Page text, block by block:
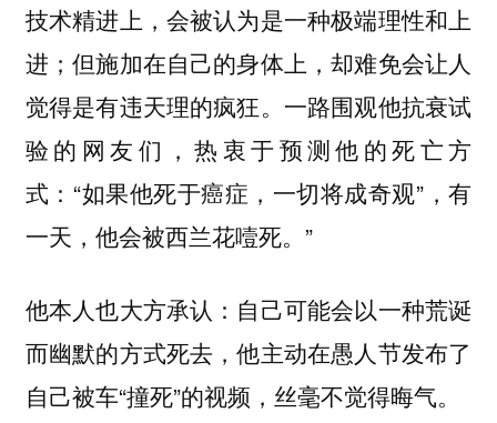
技术精进上，会被认为是一种极端理性和上
进；但施加在自己的身体上，却难免会让人
觉得是有违天理的疯狂。一路围观他抗衰试
验的网友们，热衷于预测他的死亡方
式：“如果他死于癌症，一切将成奇观”，有
一天，他会被西兰花噎死。”
他本人也大方承认：自己可能会以一种荒诞
而幽默的方式死去，他主动在愚人节发布了
自己被车“撞死”的视频，丝毫不觉得晦气。